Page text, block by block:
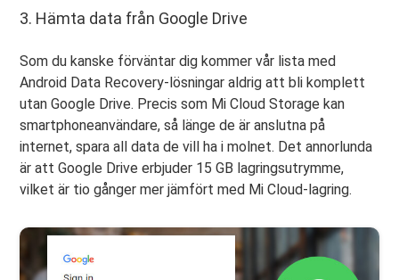
3. Hämta data från Google Drive
Som du kanske förväntar dig kommer vår lista med
Android Data Recovery-lösningar aldrig att bli komplett
utan Google Drive. Precis som Mi Cloud Storage kan
smartphoneanvändare, så länge de är anslutna på
internet, spara all data de vill ha i molnet. Det annorlunda
är att Google Drive erbjuder 15 GB lagringsutrymme,
vilket är tio gånger mer jämfört med Mi Cloud-lagring.